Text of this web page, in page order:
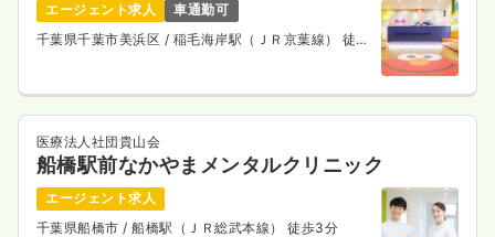
エージェント求人
車通勤可
千葉県千葉市美浜区 / 稲毛海岸駅（ＪＲ京葉線） 徒歩
医療法人社団貴山会
船橋駅前なかやまメンタルクリニック
エージェント求人
千葉県船橋市 / 船橋駅（ＪＲ総武本線） 徒歩3分